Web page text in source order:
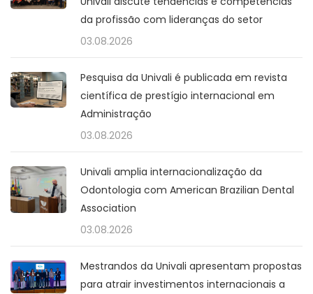
da profissão com lideranças do setor
03.08.2026
Pesquisa da Univali é publicada em revista
científica de prestígio internacional em
Administração
03.08.2026
Univali amplia internacionalização da
Odontologia com American Brazilian Dental
Association
03.08.2026
Mestrandos da Univali apresentam propostas
para atrair investimentos internacionais a